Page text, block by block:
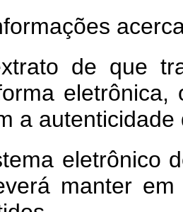
de que
eletrônica,
a
eletrônico
manter